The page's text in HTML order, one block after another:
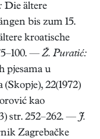
Die ältere
bis zum 15.
kroatische
— Ž. Puratić:
pjesama u
22(1972)
kao
str. 252–262. — J.
Zagrebačke